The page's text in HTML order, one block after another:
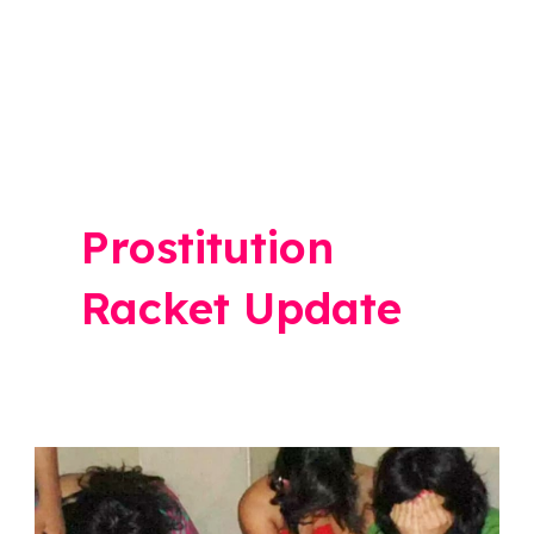
Prostitution
Racket Update
Prostitution
Racket